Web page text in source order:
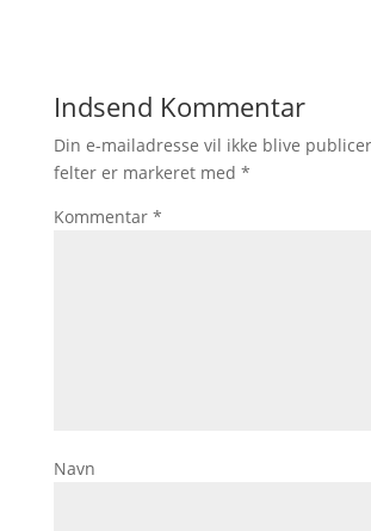
Indsend Kommentar
Din e-mailadresse vil ikke blive
felter er markeret med *
Kommentar *
Navn